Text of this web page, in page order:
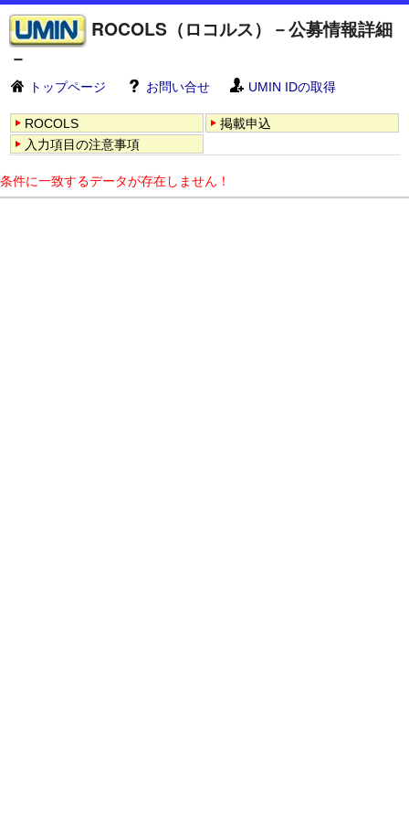
ROCOLS（ロコルス）－公募情報詳細
－
トップページ お問い合せ UMIN IDの取得
ROCOLS
掲載申込
入力項目の注意事項
条件に一致するデータが存在しません！